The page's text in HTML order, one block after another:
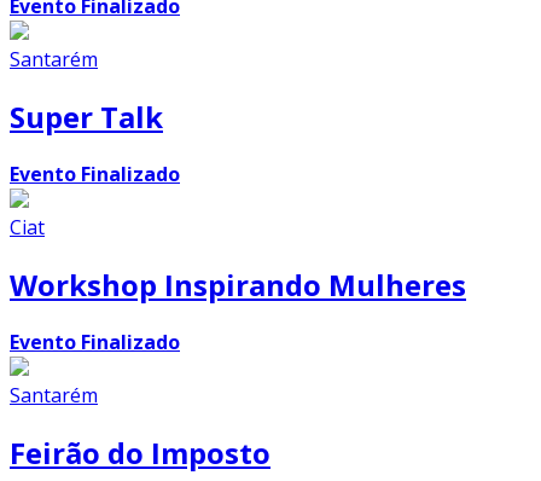
Evento Finalizado
Santarém
Super Talk
Evento Finalizado
Ciat
Workshop Inspirando Mulheres
Evento Finalizado
Santarém
Feirão do Imposto